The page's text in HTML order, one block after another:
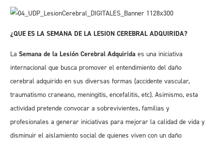
¿QUE ES LA SEMANA DE LA LESION CEREBRAL ADQUIRIDA?
La Semana de la Lesión Cerebral Adquirida es una iniciativa
internacional que busca promover el entendimiento del daño
cerebral adquirido en sus diversas formas (accidente vascular,
traumatismo craneano, meningitis, encefalitis, etc). Asimismo, esta
actividad pretende convocar a sobrevivientes, familias y
profesionales a generar iniciativas para mejorar la calidad de vida y
disminuir el aislamiento social de quienes viven con un daño